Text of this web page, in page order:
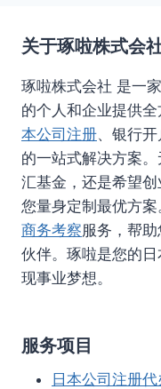
关于琢啦株式会
琢啦株式会社 是一
的个人和企业提供
本公司注册、银行
的一站式解决方案
汇基金，还是希望创
您量身定制最优方
商务考察服务，帮
伙伴。琢啦是您的
现事业梦想。
服务项目
日本公司注册代